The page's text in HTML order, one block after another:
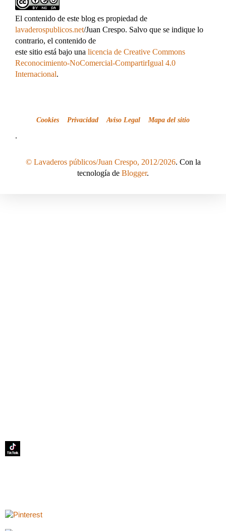
El contenido de este blog es propiedad de
lavaderospublicos.net/Juan Crespo. Salvo que se indique lo
contrario, el contenido de
este sitio está bajo una licencia de Creative Commons
Reconocimiento-NoComercial-CompartirIgual 4.0
Internacional.
Cookies Privacidad Aviso Legal Mapa del sitio
.
© Lavaderos públicos/Juan Crespo, 2012/2026. Con la
tecnología de Blogger.